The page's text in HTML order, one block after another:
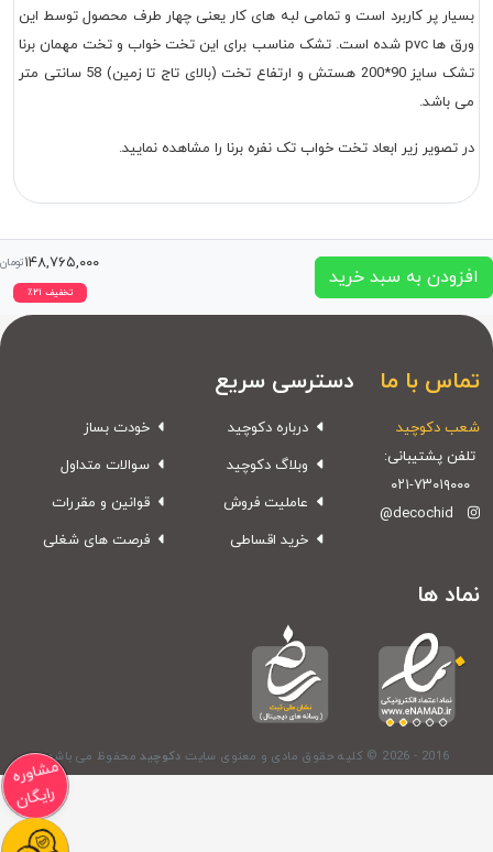
بسیار پر کاربرد است و تمامی لبه های کار یعنی چهار طرف محصول توسط این
ورق ها pvc شده است. تشک مناسب برای این تخت خواب و تخت مهمان برنا
تشک سایز 90*200 هستش و ارتفاع تخت (بالای تاج تا زمین) 58 سانتی متر
می باشد.
در تصویر زیر ابعاد تخت خواب تک نفره برنا را مشاهده نمایید.
افزودن به سبد خرید
۱۴۸,۷۶۵,۰۰۰تومان
تخفیف۲۱٪
تماس با ما
شعب دکوچید
تلفن پشتیبانی:
۰۲۱-۷۳۰۱۹۰۰۰
@decochid
دسترسی سریع
درباره دکوچید
وبلاگ دکوچید
عاملیت فروش
خرید اقساطی
خودت بساز
سوالات متداول
قوانین و مقررات
فرصت های شغلی
نماد ها
© 2026 - 2016 کلیه حقوق مادی و معنوی سایتدکوچیدمحفوظ می باشد.
مشاوره
رایگان